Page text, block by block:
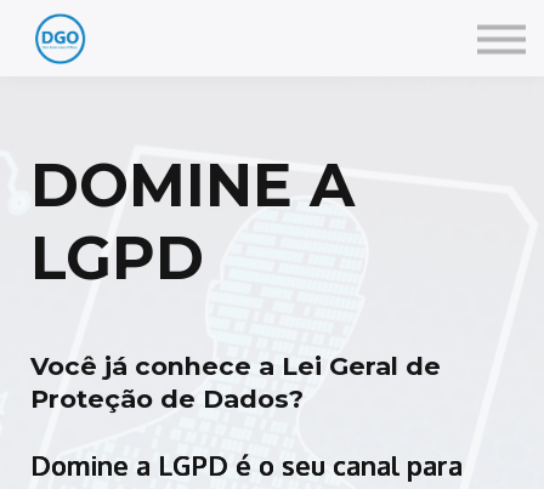
DOMINE A
LGPD
Você já conhece a Lei Geral de
Proteção de Dados?
Domine a LGPD é o seu canal para